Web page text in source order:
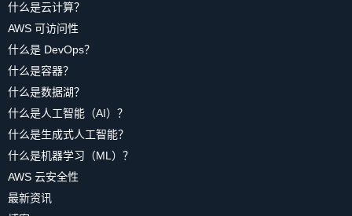
什么是云计算？
AWS 可访问性
什么是 DevOps？
什么是容器？
什么是数据湖？
什么是人工智能（AI）？
什么是生成式人工智能？
什么是机器学习（ML）？
AWS 云安全性
最新资讯